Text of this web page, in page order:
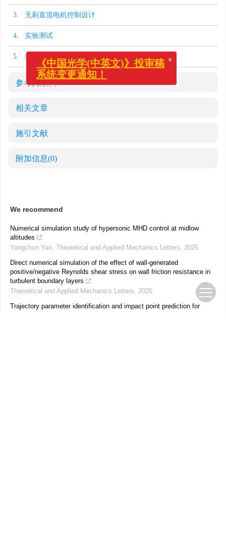
3. 无刷直流电机控制设计
4. 实验测试
5. 结 论
参考文献
相关文章
施引文献
附加信息(0)
We recommend
Numerical simulation study of hypersonic MHD control at midlow
altitudes
Yongchun Yan, Theoretical and Applied Mechanics Letters, 2025
Direct numerical simulation of the effect of wall-generated
positive/negative Reynolds shear stress on wall friction resistance in
turbulent boundary layers
Theoretical and Applied Mechanics Letters, 2026
Trajectory parameter identification and impact point prediction for
x
《中国光学(中英文)》投审稿
系统变更通知！